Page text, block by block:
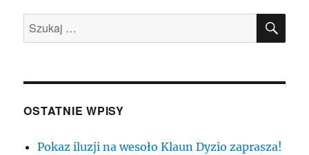
Szukaj:
OSTATNIE WPISY
Pokaz iluzji na wesoło Klaun Dyzio zaprasza!